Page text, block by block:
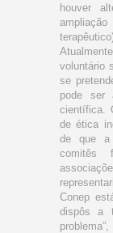
houver
voluntário
se
pode ser
científica.
de ética
de que a
comitês
Conep
dispôs a